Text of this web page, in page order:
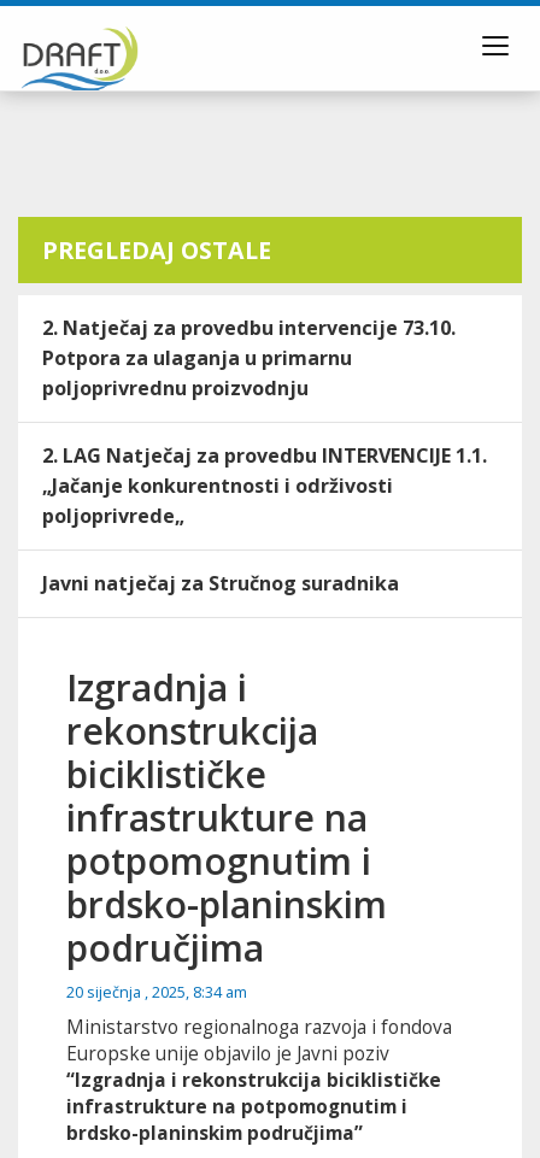
PREGLEDAJ OSTALE
2. Natječaj za provedbu intervencije 73.10.
Potpora za ulaganja u primarnu
poljoprivrednu proizvodnju
2. LAG Natječaj za provedbu INTERVENCIJE 1.1.
„Jačanje konkurentnosti i održivosti
poljoprivrede„
Javni natječaj za Stručnog suradnika
Izgradnja i
rekonstrukcija
biciklističke
infrastrukture na
potpomognutim i
brdsko-planinskim
područjima
20 siječnja , 2025, 8:34 am
Ministarstvo regionalnoga razvoja i fondova
Europske unije objavilo je Javni poziv
“Izgradnja i rekonstrukcija biciklističke
infrastrukture na potpomognutim i
brdsko-planinskim područjima”